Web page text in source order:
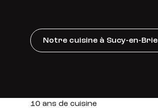
Notre cuisine à Sucy-en-Brie
10 ans de cuisine